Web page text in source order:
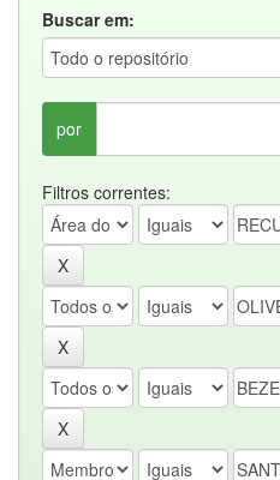
Buscar em:
por
Filtros correntes: